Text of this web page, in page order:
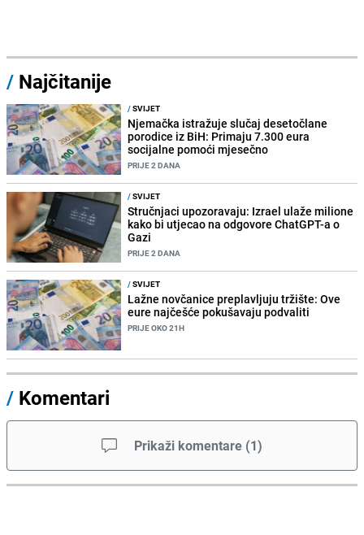
/ Najčitanije
/SVIJET
Njemačka istražuje slučaj desetočlane
porodice iz BiH: Primaju 7.300 eura
socijalne pomoći mjesečno
PRIJE 2 DANA
/SVIJET
Stručnjaci upozoravaju: Izrael ulaže milione
kako bi utjecao na odgovore ChatGPT-a o
Gazi
PRIJE 2 DANA
/SVIJET
Lažne novčanice preplavljuju tržište: Ove
eure najčešće pokušavaju podvaliti
PRIJE OKO 21H
/ Komentari
Prikaži komentare (1)